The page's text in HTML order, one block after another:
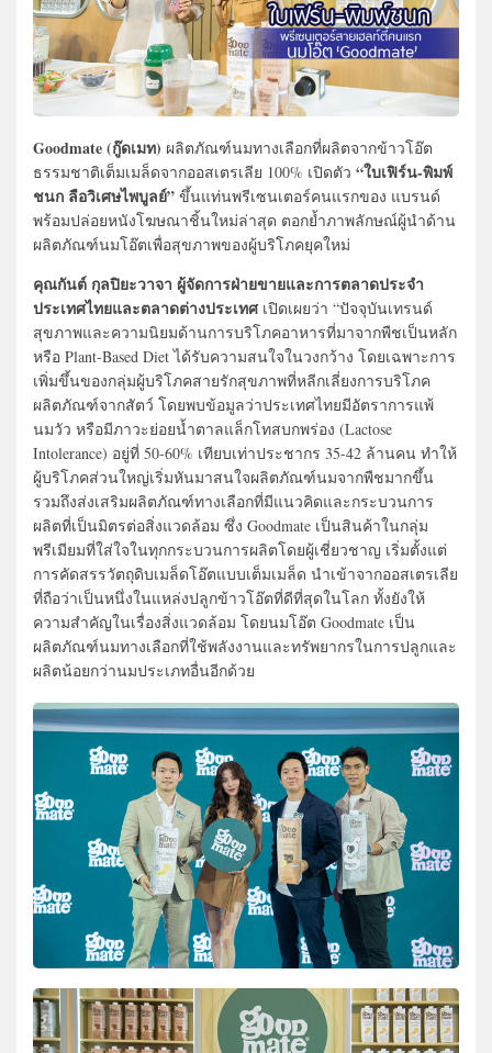
Goodmate (กู๊ดเมท) ผลิตภัณฑ์นมทางเลือกที่ผลิตจากข้าวโอ๊ต
ธรรมชาติเต็มเมล็ดจากออสเตรเลีย 100% เปิดตัว “ใบเฟิร์น-พิมพ์
ชนก ลือวิเศษไพบูลย์” ขึ้นแท่นพรีเซนเตอร์คนแรกของ แบรนด์
พร้อมปล่อยหนังโฆษณาชิ้นใหม่ล่าสุด ตอกย้ำภาพลักษณ์ผู้นำด้าน
ผลิตภัณฑ์นมโอ๊ตเพื่อสุขภาพของผู้บริโภคยุคใหม่
คุณกันต์ กุลปิยะวาจา ผู้จัดการฝ่ายขายและการตลาดประจำ
ประเทศไทยและตลาดต่างประเทศเปิดเผยว่า “ปัจจุบันเทรนด์
สุขภาพและความนิยมด้านการบริโภคอาหารที่มาจากพืชเป็นหลัก
หรือ Plant-Based Diet ได้รับความสนใจในวงกว้าง โดยเฉพาะการ
เพิ่มขึ้นของกลุ่มผู้บริโภคสายรักสุขภาพที่หลีกเลี่ยงการบริโภค
ผลิตภัณฑ์จากสัตว์ โดยพบข้อมูลว่าประเทศไทยมีอัตราการแพ้
นมวัว หรือมีภาวะย่อยน้ำตาลแล็กโทสบกพร่อง (Lactose
Intolerance) อยู่ที่ 50-60% เทียบเท่าประชากร 35-42 ล้านคน ทำให้
ผู้บริโภคส่วนใหญ่เริ่มหันมาสนใจผลิตภัณฑ์นมจากพืชมากขึ้น
รวมถึงส่งเสริมผลิตภัณฑ์ทางเลือกที่มีแนวคิดและกระบวนการ
ผลิตที่เป็นมิตรต่อสิ่งแวดล้อม ซึ่ง Goodmate เป็นสินค้าในกลุ่ม
พรีเมียมที่ใส่ใจในทุกกระบวนการผลิตโดยผู้เชี่ยวชาญ เริ่มตั้งแต่
การคัดสรรวัตถุดิบเมล็ดโอ๊ตแบบเต็มเมล็ด นำเข้าจากออสเตรเลีย
ที่ถือว่าเป็นหนึ่งในแหล่งปลูกข้าวโอ๊ตที่ดีที่สุดในโลก ทั้งยังให้
ความสำคัญในเรื่องสิ่งแวดล้อม โดยนมโอ๊ต Goodmate เป็น
ผลิตภัณฑ์นมทางเลือกที่ใช้พลังงานและทรัพยากรในการปลูกและ
ผลิตน้อยกว่านมประเภทอื่นอีกด้วย